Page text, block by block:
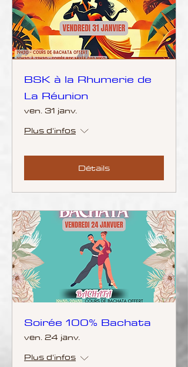
BSK à la Rhumerie de
La Réunion
ven. 31 janv.
Plus d'infos
Détails
Soirée 100% Bachata
ven. 24 janv.
Plus d'infos